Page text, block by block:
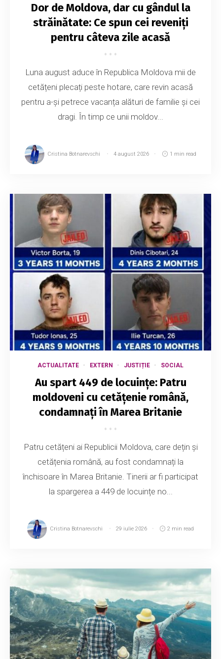
Dor de Moldova, dar cu gândul la
străinătate: Ce spun cei reveniți
pentru câteva zile acasă
Luna august aduce în Republica Moldova mii de
cetățeni plecați peste hotare, care revin acasă
pentru a-și petrece vacanța alături de familie și cei
dragi. În timp ce unii moldov...
Cristina Botnarevschi 4 august 2026 1 min read
ACTUALITATE EXTERN JUSTIȚIE SOCIAL
Au spart 449 de locuințe: Patru
moldoveni cu cetățenie română,
condamnați în Marea Britanie
Patru cetățeni ai Republicii Moldova, care dețin și
cetățenia română, au fost condamnați la
închisoare în Marea Britanie. Tinerii ar fi participat
la spargerea a 449 de locuințe no...
Cristina Botnarevschi 29 iulie 2026 2 min read